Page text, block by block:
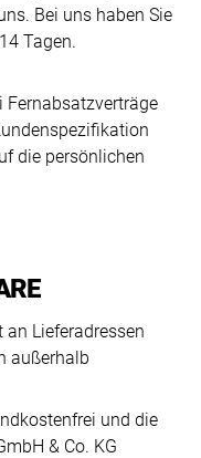
Bei uns haben Sie
Tagen.
Fernabsatzverträge
die persönlichen
an Lieferadressen
außerhalb
und die
& Co. KG